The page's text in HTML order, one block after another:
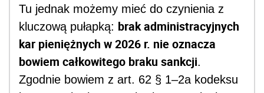
Tu jednak możemy mieć do czynienia z
kluczową pułapką: brak administracyjnych
kar pieniężnych w 2026 r. nie oznacza
bowiem całkowitego braku sankcji.
Zgodnie bowiem z art. 62 § 1–2a kodeksu